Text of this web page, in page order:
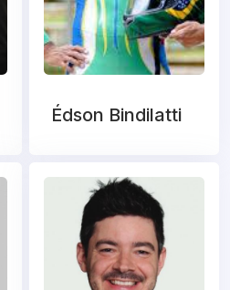
Édson Bindilatti